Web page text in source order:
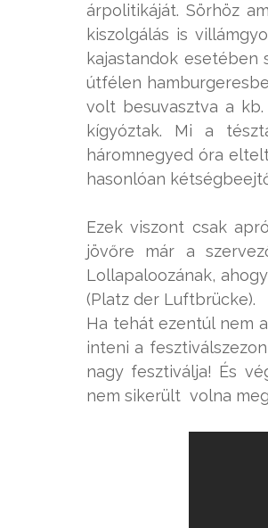
árpolitikáját. Sörhöz
kiszolgálás is
kajastandok esetében
útfélen
volt besuvasztva a
kígyóztak. Mi a
háromnegyed óra
hasonlóan
Ezek viszont csak
jövőre már a
Lollapaloozának,
(Platz der Luftbrücke).
Ha tehát ezentúl nem
inteni a
nagy fesztiválja! És
nem sikerült volna